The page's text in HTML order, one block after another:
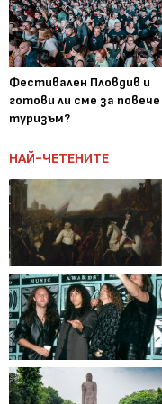
Фестивален Пловдив и
готови ли сме за повече
туризъм?
НАЙ-ЧЕТЕНИТЕ